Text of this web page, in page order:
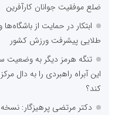
ضلع موفقیت جوانان کارآفرین
ابتکار در حمایت از
طلایی پیشرفت ورزش کشور
تنگه هرمز دیگر به وضعیت
این آبراه راهبردی را به دال
کند؟
دکتر مرتضی پرهیزگار: